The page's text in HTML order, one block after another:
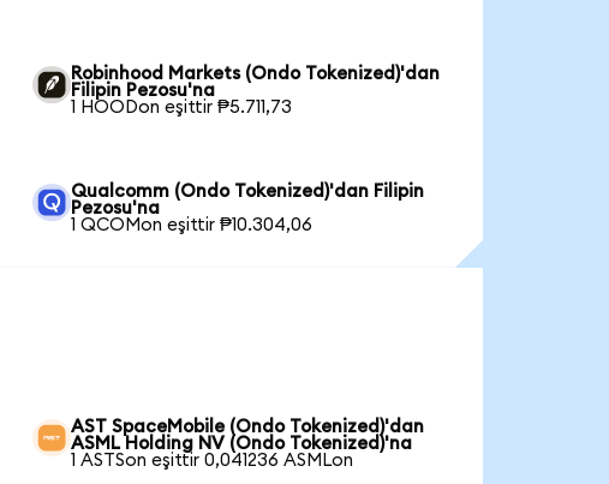
Robinhood Markets (Ondo Tokenized)'dan
Filipin Pezosu'na
1 HOODon eşittir ₱5.711,73
Qualcomm (Ondo Tokenized)'dan Filipin
Pezosu'na
1 QCOMon eşittir ₱10.304,06
AST SpaceMobile (Ondo Tokenized)'dan
ASML Holding NV (Ondo Tokenized)'na
1 ASTSon eşittir 0,041236 ASMLon